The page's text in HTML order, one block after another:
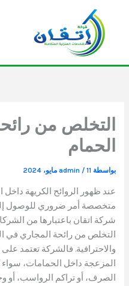
المحتوى
التخلص من
الحمام
بواسطة admin / 11 مايو، 2024
عند ظهور الروائح الكريهة
متخصصة أمر ضروري للوصول
شركة اتقان باعتبارها من
التخلص من رائحة المجاري في
والاحترافية. فالشركة تعتمد
المزعجة داخل الحمامات،
الصرف، أو تراكم الرواسب، أو